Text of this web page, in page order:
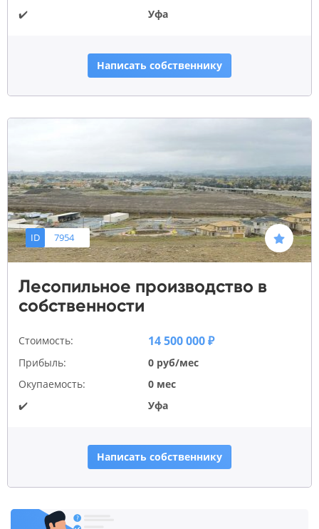
✔️
Уфа
Написать собственнику
ID 7954
Лесопильное производство в
собственности
Стоимость: 14 500 000 ₽
Прибыль:
0 руб/мес
Окупаемость:
0 мес
✔️
Уфа
Написать собственнику